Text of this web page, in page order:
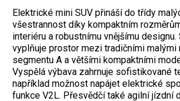
Elektrické mini SUV přináší do třídy
všestrannost díky kompaktním
interiéru a robustnímu vnějšímu
vyplňuje prostor mezi tradičními
segmentu A a většími kompaktními
Vyspělá výbava zahrnuje sofistikované
například možnost napájet elektrické
funkce V2L. Přesvědčí také agilní jízdní